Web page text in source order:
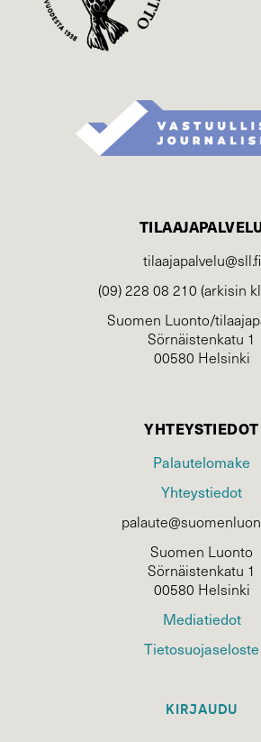
tilaajapalvelu@sll.fi
(09) 228 08 210 (arkisin
Suomen Luonto/
Sörnäistenkatu 1
00580 Helsinki
YHTEYSTIEDOT
Palautelomake
Yhteystiedot
Suomen Luonto
Sörnäistenkatu 1
00580 Helsinki
Mediatiedot
Tietosuojaseloste
KIRJAUDU